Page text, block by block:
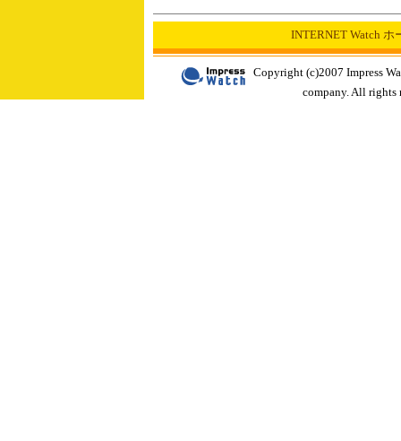
INTERNET Watch ホ
Copyright (c)2007 Impress
company. All rights